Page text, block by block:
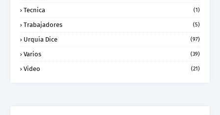
Tecnica (1)
Trabajadores (5)
Urquia Dice (97)
Varios (39)
Video (21)